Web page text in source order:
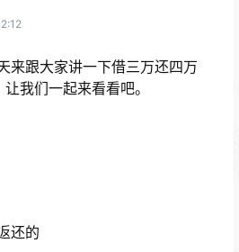
来跟大家讲一下借三万还四万
我们一起来看看吧。
还的